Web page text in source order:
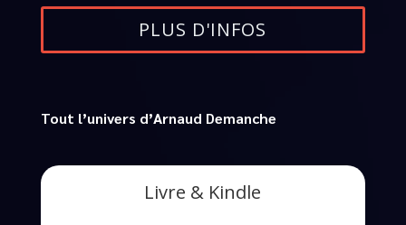
PLUS D'INFOS
Tout l’univers d’Arnaud Demanche
Livre & Kindle